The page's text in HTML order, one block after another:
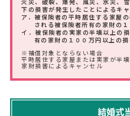
火災、破裂、爆発、風災、水災、
下の損害が発生したことによるキ
ア．被保険者の平時居住する家屋
される被保険者所有の家財の
イ．被保険者の実家の半壊以上の
有の家財の１００万円以上の損
※補償対象とならない場合
平時居住する家屋または実家が半
家財損害によるキャンセル